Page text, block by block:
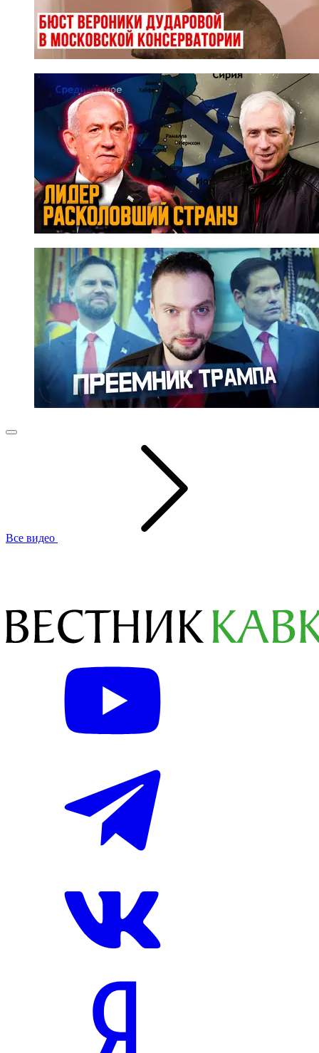
Все видео